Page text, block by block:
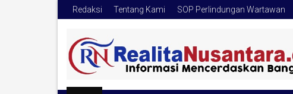
Redaksi Tentang Kami SOP Perlindungan Wartawan